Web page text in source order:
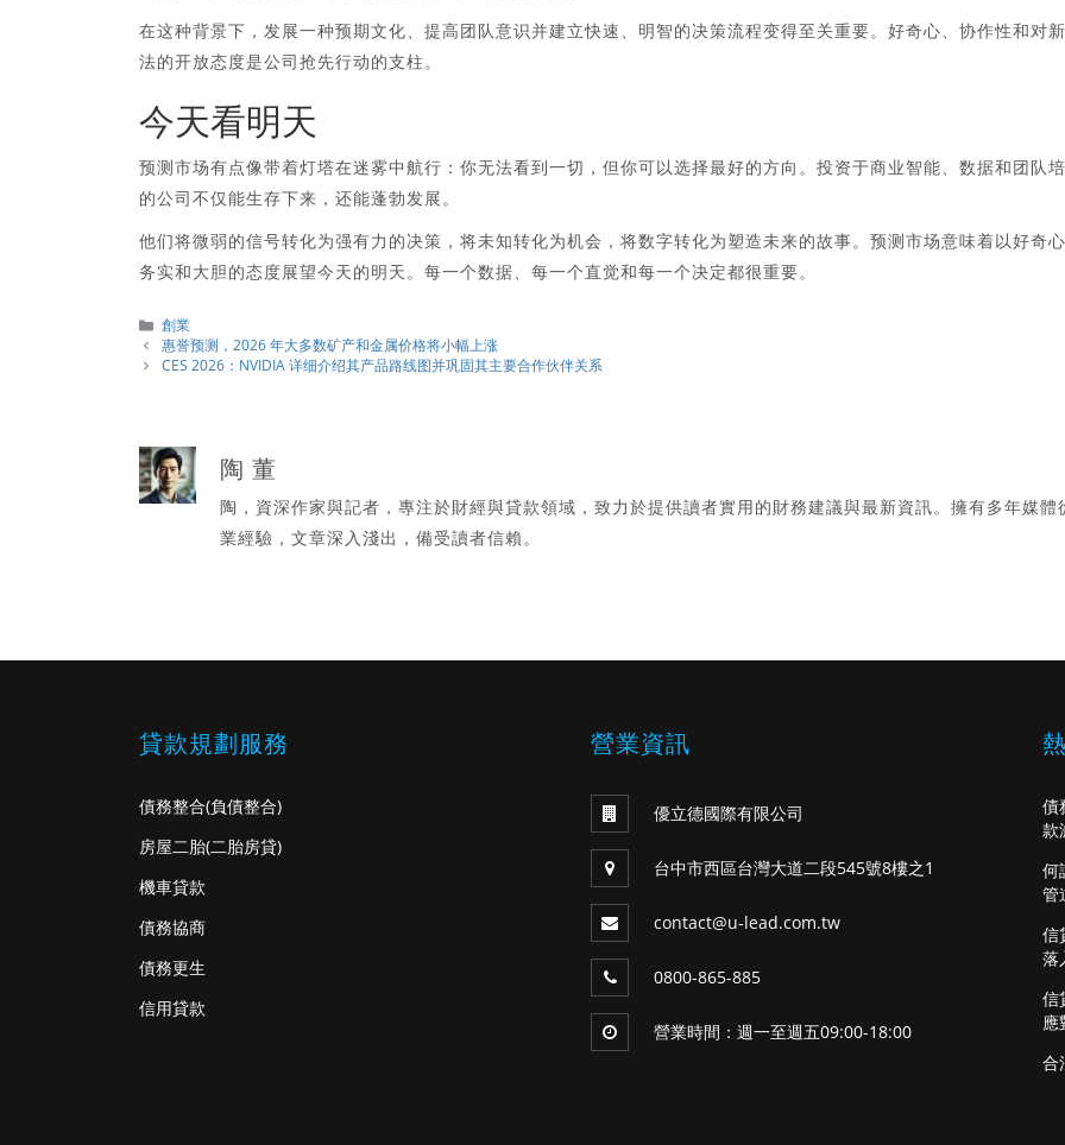
在这种背景下，发展一种预期文化、提高团队意识并建立快速、明智的决策流程变得至关重要。好奇心、协作性和对
法的开放态度是公司抢先行动的支柱。
今天看明天
预测市场有点像带着灯塔在迷雾中航行：你无法看到一切，但你可以选择最好的方向。投资于商业智能、数据和团队
的公司不仅能生存下来，还能蓬勃发展。
他们将微弱的信号转化为强有力的决策，将未知转化为机会，将数字转化为塑造未来的故事。预测市场意味着以好奇心
务实和大胆的态度展望今天的明天。每一个数据、每一个直觉和每一个决定都很重要。
分
類
創業
惠誉预测，2026 年大多数矿产和金属价格将小幅上涨
CES 2026：NVIDIA 详细介绍其产品路线图并巩固其主要合作伙伴关系
陶 董
陶，資深作家與記者，專注於財經與貸款領域，致力於提供讀者實用的財務建議與最新資訊。擁有多年媒體
業經驗，文章深入淺出，備受讀者信賴。
貸款規劃服務
債務整合(負債整合)
房屋二胎(二胎房貸)
機車貸款
債務協商
債務更生
信用貸款
營業資訊
優立德國際有限公司
台中市西區台灣大道二段545號8樓之1
contact@u-lead.com.tw
0800-865-885
營業時間：週一至週五09:00-18:00
債
款
何
管
信
落
信
應
合